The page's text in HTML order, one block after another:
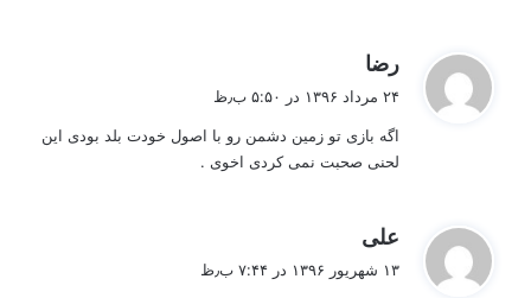
رضا
:
۲۴ مرداد ۱۳۹۶ در ۵:۵۰ ب٫ظ
اگه بازی تو زمین دشمن رو با اصول خودت بلد بودی این
لحنی صحبت نمی کردی اخوی .
علی
۱۳ شهریور ۱۳۹۶ در ۷:۴۴ ب٫ظ